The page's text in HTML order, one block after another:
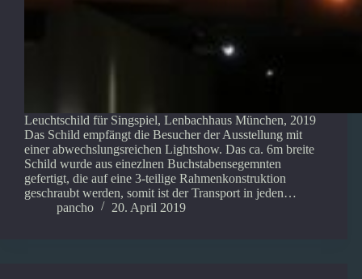
Leuchtschild für Singspiel, Lenbachhaus München, 2019
Das Schild empfängt die Besucher der Ausstellung mit
einer abwechslungsreichen Lightshow. Das ca. 6m breite
Schild wurde aus einezlnen Buchstabensegemnten
gefertigt, die auf eine 3-teilige Rahmenkonstruktion
geschraubt werden, somit ist der Transport in jeden…
pancho
20. April 2019